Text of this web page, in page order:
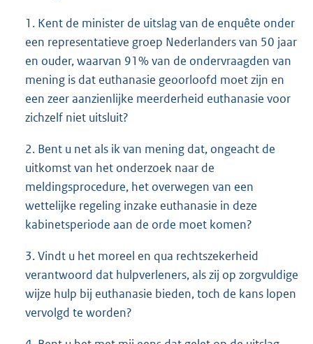
1. Kent de minister de uitslag van de enquête onder
een representatieve groep Nederlanders van 50 jaar
en ouder, waarvan 91% van de ondervraagden van
mening is dat euthanasie geoorloofd moet zijn en
een zeer aanzienlijke meerderheid euthanasie voor
zichzelf niet uitsluit?
2. Bent u net als ik van mening dat, ongeacht de
uitkomst van het onderzoek naar de
meldingsprocedure, het overwegen van een
wettelijke regeling inzake euthanasie in deze
kabinetsperiode aan de orde moet komen?
3. Vindt u het moreel en qua rechtszekerheid
verantwoord dat hulpverleners, als zij op zorgvuldige
wijze hulp bij euthanasie bieden, toch de kans lopen
vervolgd te worden?